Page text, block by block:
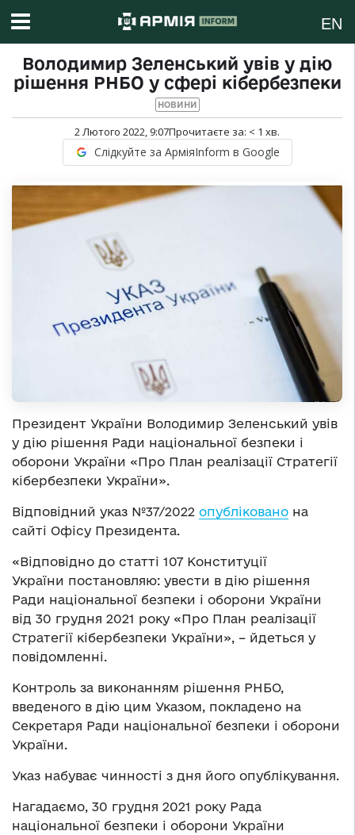
EN
Володимир Зеленський увів у дію
рішення РНБО у сфері кібербезпеки
НОВИНИ
2 Лютого 2022, 9:07Прочитаєте за: < 1 хв.
Слідкуйте за АрміяInform в Google
Президент України Володимир Зеленський увів
у дію рішення Ради національної безпеки і
оборони України «Про План реалізації Стратегії
кібербезпеки України».
Відповідний указ №37/2022 опубліковано на
сайті Офісу Президента.
«Відповідно до статті 107 Конституції
України постановляю: увести в дію рішення
Ради національної безпеки і оборони України
від 30 грудня 2021 року «Про План реалізації
Стратегії кібербезпеки України», – йдеться у
повідомленні.
Контроль за виконанням рішення РНБО,
введеного в дію цим Указом, покладено на
Секретаря Ради національної безпеки і оборони
України.
Указ набуває чинності з дня його опублікування.
Нагадаємо, 30 грудня 2021 року Рада
національної безпеки і оборони України